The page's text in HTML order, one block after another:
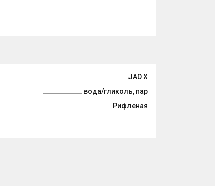
JAD X
вода/гликоль, пар
Рифленая